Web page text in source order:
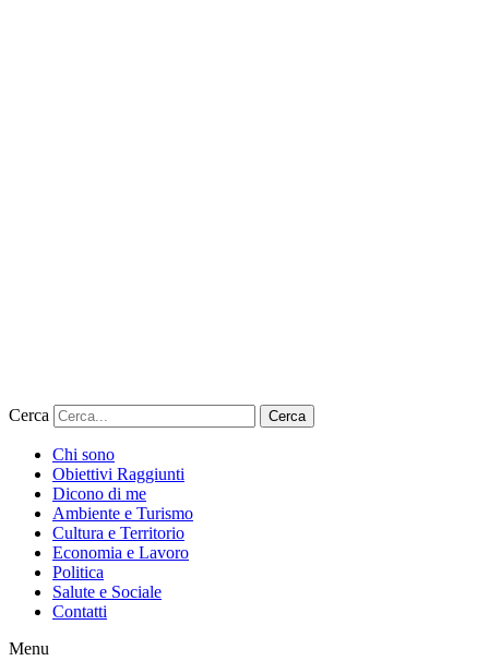
Cerca Cerca
Chi sono
Obiettivi Raggiunti
Dicono di me
Ambiente e Turismo
Cultura e Territorio
Economia e Lavoro
Politica
Salute e Sociale
Contatti
Menu